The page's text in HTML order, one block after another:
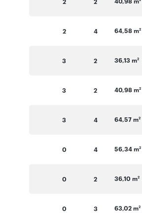
2 4 64,58 m2
3 2 36,13 m2
3 2 40,98 m2
3 4 64,57 m2
0 4 56,34 m2
0 2 36,10 m2
0 3 63,02 m2